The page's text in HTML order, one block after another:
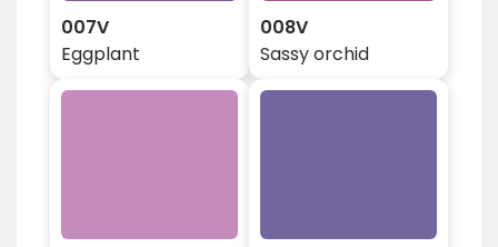
007V
Eggplant
008V
Sassy orchid